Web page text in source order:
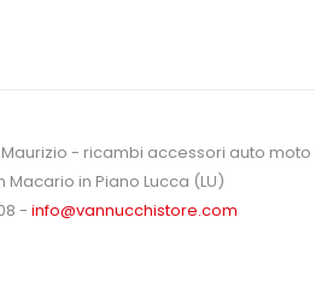
- ricambi accessori auto moto
Macario in Piano Lucca (LU)
- info@vannucchistore.com